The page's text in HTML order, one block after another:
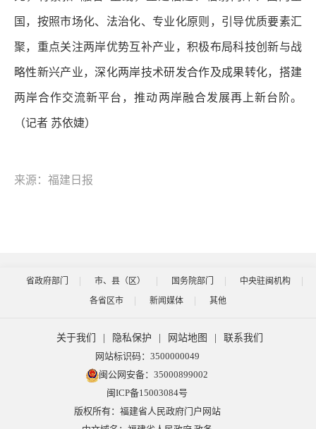
国，按照市场化、法治化、专业化原则，引导优质要素汇
聚，重点关注两岸优势互补产业，积极布局科技创新与战
略性新兴产业，深化两岸技术研发合作及成果转化，搭建
两岸合作交流新平台，推动两岸融合发展再上新台阶。
（记者 苏依婕）
来源：福建日报
省政府部门 市、县（区） 国务院部门
中央驻闽机构
各省区市
新闻媒体 其他
关于我们 隐私保护 网站地图
联系我们
网站标识码：3500000049
闽公网安备：35000899002
闽ICP备15003084号
版权所有：福建省人民政府门户网站